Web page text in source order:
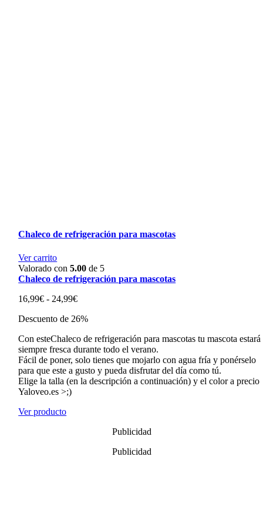
Chaleco de refrigeración para mascotas
Ver carrito
Valorado con5.00 de 5
Chaleco de refrigeración para mascotas
16,99€ - 24,99€Rango
precios:
16,99€
hasta
24,99€
Descuento de 26%
Con esteChaleco de refrigeración para mascotas tu mascota estará
siempre fresca durante todo el verano.
Fácil de poner, solo tienes que mojarlo con agua fría y ponérselo
para que este a gusto y pueda disfrutar del día como tú.
Elige la talla (en la descripción a continuación) y el color a precio
Yaloveo.es >;)
Ver producto
Publicidad
Publicidad